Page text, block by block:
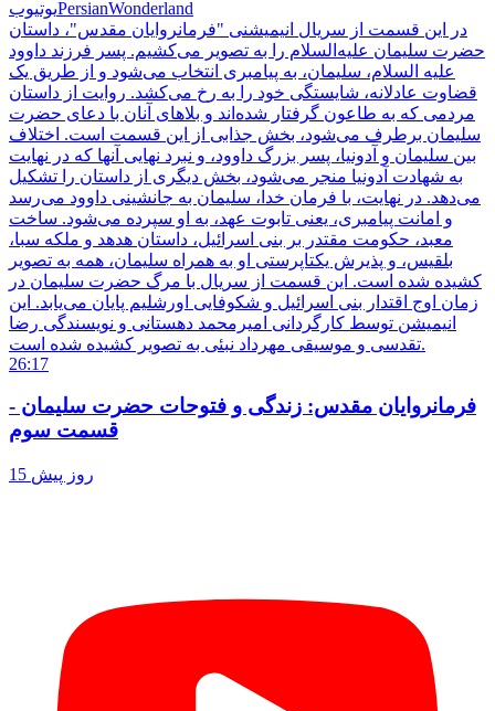
یوتیوبPersianWonderland
در این قسمت از سریال انیمیشنی "فرمانروایان مقدس"، داستان
حضرت سلیمان علیه‌السلام را به تصویر می‌کشیم. پسر فرزند داوود
علیه السلام، سلیمان، به پیامبری انتخاب می‌شود و از طریق یک
قضاوت عادلانه، شایستگی خود را به رخ می‌کشد. روایت از داستان
مردمی که به طاعون گرفتار شده‌اند و بلاهای آنان با دعای حضرت
سلیمان برطرف می‌شود، بخش جذابی از این قسمت است. اختلاف
بین سلیمان و آدونیا، پسر بزرگ داوود، و نبرد نهایی آنها که در نهایت
به شهادت آدونیا منجر می‌شود، بخش دیگری از داستان را تشکیل
می‌دهد. در نهایت، با فرمان خدا، سلیمان به جانشینی داوود می‌رسد
و امانت پیامبری، یعنی تابوت عهد، به او سپرده می‌شود. ساخت
معبد، حکومت مقتدر بر بنی اسرائیل، داستان هدهد و ملکه سبا،
بلقیس، و پذیرش یکتاپرستی او به همراه سلیمان، همه به تصویر
کشیده شده است. این قسمت از سریال با مرگ حضرت سلیمان در
زمان اوج اقتدار بنی اسرائیل و شکوفایی اورشلیم پایان می‌یابد. این
انیمیشن توسط کارگردانی امیرمحمد دهستانی و نویسندگی رضا
تقدسی و موسیقی مهرداد نبئی به تصویر کشیده شده است.
26:17
فرمانروایان مقدس: زندگی و فتوحات حضرت سلیمان -
قسمت سوم
15 روز پیش